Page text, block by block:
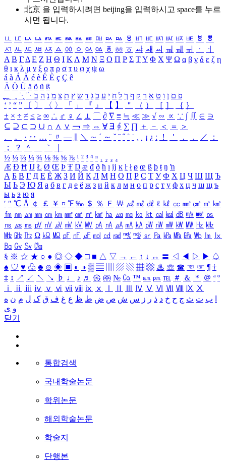
北京 을 입력하시려면 beijing을 입력하시고 space를 누르
시면 됩니다.
ㅥ ㅦ ㅧ ㅨ ㅩ ㅪ ㅫ ㅬ ㅭ ㅮ ㅯ ㅰ ㅱ ㅲ ㅳ ㅴ ㅵ ㅶ ㅷ ㅸ
ㅹ
ㅺ ㅻ ㅼ ㅽ ㅾ ㅿ ㆀ ㆁ ㆂ ㆃ ㆄ ㆅ ㆆ ㆇ ㆈ ㆉ ㆊ ㆋ ㆌ ㆍ
ㆎ
Α Β ΓΔ Ε Ζ Η Θ Ι ΚΛ Μ Ν Ξ Ο Π Ρ Σ ΤΥ Φ Χ Ψ Ω α β γ δ ε ζ η
θ ι κ λ μ ν ξ ο π ρ σ τ υ φ χ ψ ω
á à Á À é è É È ç Ç ê
Ä Ö Ü ä ö ü ß
ִֶֹ ֻּ ׁׂ פ ם ן ו ט א ר ק ף ך ל ח י ע כ ג ד ש ץ ת צ מ נ ה ב
‘ ’ “ ” 〔 〕 〈 〉 「 」 『 』 【 】 ＂ （ ） ［ ］ ｛ ｝
± × ÷ ≠ ≤ ≥ ∞ ∴ ♂ ♀ ∠ ⊥ ⌒ ∂ ∇ ≡ ≒ ≪ ≫ √ ∽ ∝ ∵ ∫ ∬ ∈ ∋
⊆ ⊇ ⊂ ⊃ ∪ ∩ ∧ ∨ ￢ ⇒ ⇔ ∀ ∃ ∮ ∑ ∏ ＋ － ＜ ＝
＞
、
。 · ‥ … ¨ 〃 ― ＼ ∼ ´ ～ ˇ ˘ ˝ ˚ ˙ ¸ ¡ ¿ ː ！ ＇ ， ． ／
：
；
？ ＾ ｀
½ ⅓ ⅔ ¼ ¾ ⅛ ⅜ ⅝ ⅞ ¹ ² ³ ⁴ ⁿ ₁ ₂ ₃ ₄
Æ Ð Ħ Ĳ Ł Ø Œ Þ Ŧ Ŋ æ đ ð ħ ı ĳ ĸ ŀ ł ø œ ß þ ŧ ŋ ŉ
А Б В Г Д Е Ё Ж З И Й К Л М Н О П Р С Т У Ф Х Ц Ч Ш Щ Ъ
Ы Ь Э Ю Я а б в г д е ё ж з и й к л м н о п р с т у ф х ц ч ш щ ъ
ы ь э ю я
′ ″ ℃ Å ￠ ￡ ￥ ¤ ℉ ‰ ＄ ％ Ｆ ￦ ㎕ ㎖ ㎗ ℓ ㎘ ㏄ ㎣ ㎤ ㎥ ㎦
㎙ ㎚ ㎛ ㎜ ㎝ ㎞ ㎟ ㎠ ㎡ ㎢ ㏊ ㎍ ㎎ ㎏ ㏏ ㎈ ㎉ ㏈ ㎧ ㎨ ㎰
㎱ ㎲ ㎳ ㎴ ㎵ ㎶ ㎷ ㎸ ㎹ ㎀ ㎁ ㎂ ㎃ ㎄ ㎺ ㎻ ㎽ ㎾ ㎿ ㎐ ㎑
㎒ ㎓ ㎔ Ω ㏀ ㏁ ㎊ ㎋ ㎌ ㏖ ㏅ ㎭ ㎮ ㎯ ㏛ ㎩ ㎪ ㎫ ㎬ ㏝ ㏐
㏓
㏃ ㏉ ㏜ ㏆
§ ※ ☆ ★ ○ ● ◎ ◇ ◆ □ ■ △ ▽ → ← ↑ ↓ ↔ 〓 ◁ ◀ ▷ ▶ ♤
♠ ♡ ♥ ♧ ♣ ⊙ ◈ ▣ ◐ ◑ ▒ ▤ ▨ ▧ ▦ ▩ ♨ ☏ ☎ ☜ ☞ ¶ †
‡ ↕ ↗ ↙ ↖ ↘ ♭ ♩ ♪ ♬ ㉿ ㈜ № ㏇ ™ ㏂ ㏘ ℡ ＃ ＆ ＊ ＠ ª º
ⅰ
ⅱ ⅲ ⅳ ⅴ ⅵ ⅶ ⅷ ⅸ ⅹ Ⅳ Ⅴ Ⅵ Ⅶ Ⅷ Ⅸ Ⅹ
ب ت ث ج ح خ د ذ ر ز س ش ص ض ط ظ ع غ ف ق ک ل م ن ه
و ی
닫기
통합검색
국내학술논문
학위논문
해외학술논문
학술지
단행본